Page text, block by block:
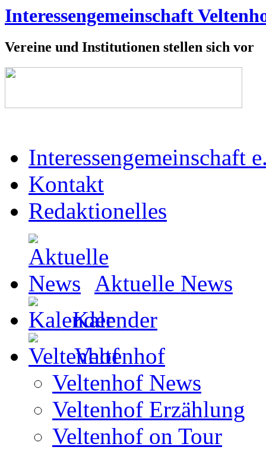
Interessengemeinschaft
Vereine und Institutionen stellen sich vor
Interessengemeinschaft
Kontakt
Redaktionelles
Aktuelle News
Kalender
Veltenhof
Veltenhof News
Veltenhof Erzählung
Veltenhof on Tour